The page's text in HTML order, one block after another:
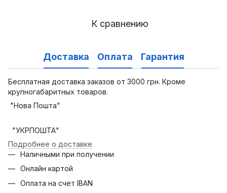
К сравнению
Доставка Оплата Гарантия
Бесплатная доставка заказов от 3000 грн. Кроме
крупногабаритных товаров.
"Нова Пошта"
"УКРПОШТА"
Подробнее о доставке
Наличными при получении
Онлайн картой
Оплата на счет IBAN